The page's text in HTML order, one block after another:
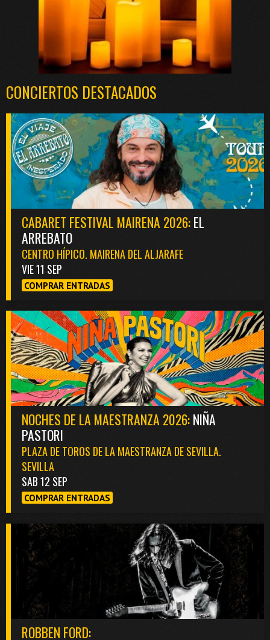
CONCIERTOS DESTACADOS
CABARET FESTIVAL MAIRENA 2026:EL
ARREBATO
CENTRO HÍPICO. MAIRENA DEL ALJARAFE
VIE 11 SEP
COMPRAR ENTRADAS
NOCHES DE LA MAESTRANZA 2026:NIÑA
PASTORI
PLAZA DE TOROS DE LA MAESTRANZA DE SEVILLA.
SEVILLA
SAB 12 SEP
COMPRAR ENTRADAS
ROBBEN FORD: